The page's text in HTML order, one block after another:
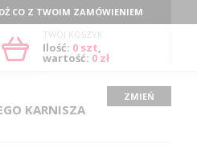
CO Z TWOIM ZAMÓWIENIEM
TWÓJ KOSZYK
Ilość: 0szt,
wartość: 0 zł
KARNISZA
ZMIEŃ